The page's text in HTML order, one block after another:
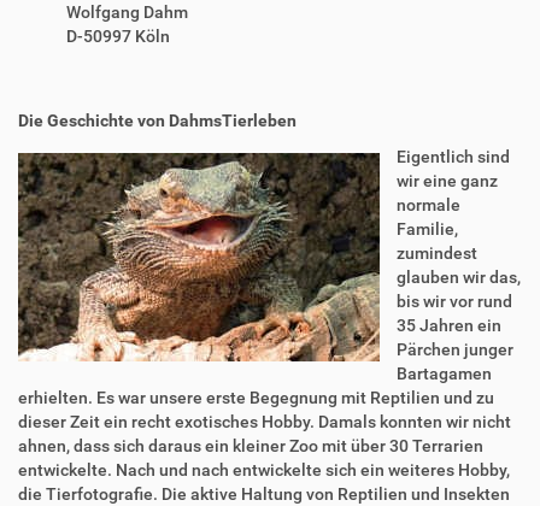
Wolfgang Dahm
D-50997 Köln
Die Geschichte von DahmsTierleben
Eigentlich sind
wir eine ganz
normale
Familie,
zumindest
glauben wir das,
bis wir vor rund
35 Jahren ein
Pärchen junger
Bartagamen
erhielten. Es war unsere erste Begegnung mit Reptilien und zu
dieser Zeit ein recht exotisches Hobby. Damals konnten wir nicht
ahnen, dass sich daraus ein kleiner Zoo mit über 30 Terrarien
entwickelte. Nach und nach entwickelte sich ein weiteres Hobby,
die Tierfotografie. Die aktive Haltung von Reptilien und Insekten